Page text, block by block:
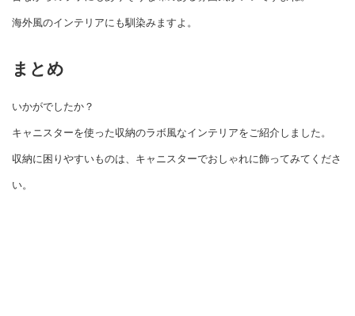
海外風のインテリアにも馴染みますよ。
まとめ
いかがでしたか？
キャニスターを使った収納のラボ風なインテリアをご紹介しました。
収納に困りやすいものは、キャニスターでおしゃれに飾ってみてくださ
い。